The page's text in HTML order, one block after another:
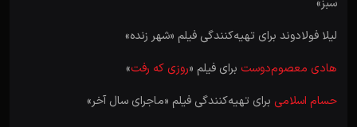
سبز»
لیلا فولادوند برای تهیه‌کنندگی فیلم «شهر زنده»
هادی معصوم‌دوست برای فیلم «روزی که رفت»
حسام اسلامی برای تهیه‌کنندگی فیلم «ماجرای سال آخر»